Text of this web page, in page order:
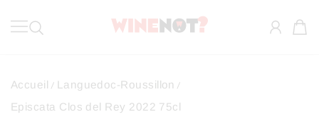
WineNot? Morzine
Accueil
Languedoc-Roussillon
Episcata Clos del Rey 2022 75cl